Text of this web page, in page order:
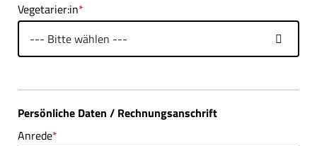
Vegetarier:in*
Persönliche Daten / Rechnungsanschrift
Anrede*